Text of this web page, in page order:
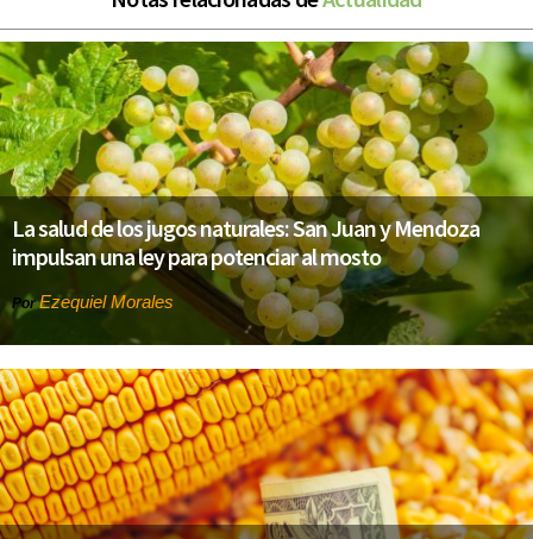
La salud de los jugos naturales: San Juan y Mendoza
impulsan una ley para potenciar al mosto
PorEzequiel Morales